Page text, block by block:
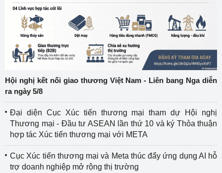
Hội nghị kết nối giao thương Việt Nam - Liên bang Nga diễn
ra ngày 5/8
Đại diện Cục Xúc tiến thương mại tham dự Hội nghị
Thương mại - Đầu tư ASEAN lần thứ 10 và ký Thỏa thuận
hợp tác Xúc tiến thương mại với META
Cục Xúc tiến thương mại và Meta thúc đẩy ứng dụng AI hỗ
trợ doanh nghiệp mở rộng thị trường